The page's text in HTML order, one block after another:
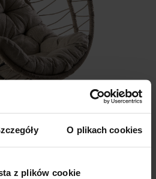
O plikach cookies
z plików cookie